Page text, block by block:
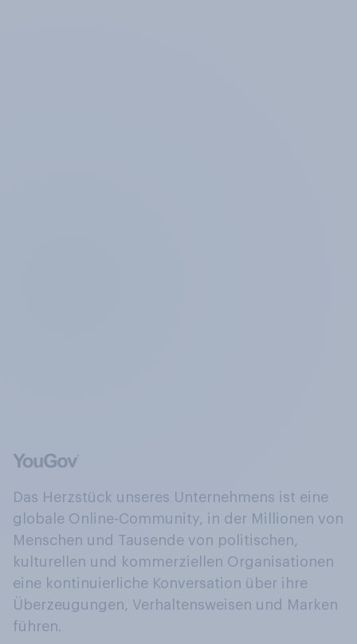
Das Herzstück unseres Unternehmens ist eine
globale Online-Community, in der Millionen von
Menschen und Tausende von politischen,
kulturellen und kommerziellen Organisationen
eine kontinuierliche Konversation über ihre
Überzeugungen, Verhaltensweisen und Marken
führen.